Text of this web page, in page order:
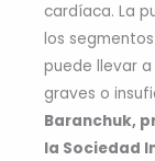
cardíaca. La
los
puede llevar
graves o
Baranchuk,
la Sociedad